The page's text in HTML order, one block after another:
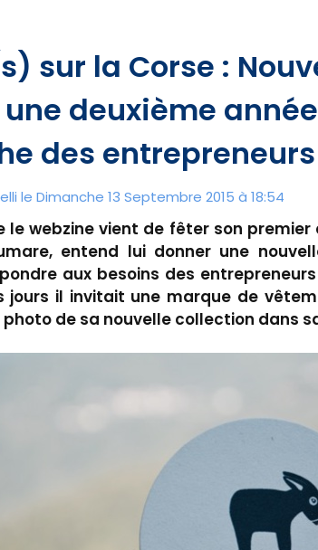
sur la Corse :
deuxième
des
le Dimanche 13 Septembre 2015 à 18:54
le webzine vient de fêter son
entend lui donner une
aux besoins des
jours il invitait une marque de
de sa nouvelle collection dans